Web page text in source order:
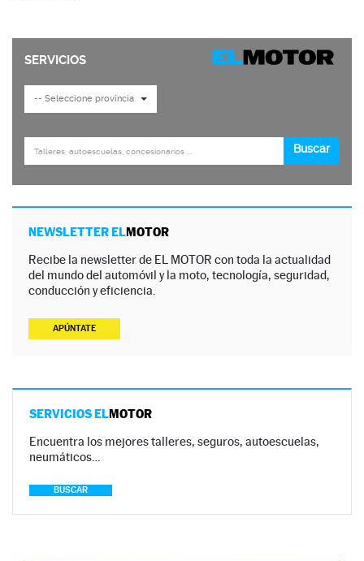
NEWSLETTER ELMOTOR
Recibe la newsletter de EL MOTOR con toda la actualidad
del mundo del automóvil y la moto, tecnología, seguridad,
conducción y eficiencia.
APÚNTATE
SERVICIOS ELMOTOR
Encuentra los mejores talleres, seguros, autoescuelas,
neumáticos…
BUSCAR